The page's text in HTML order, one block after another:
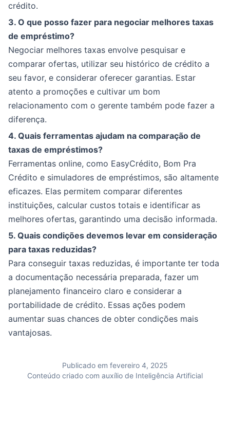
crédito.
3. O que posso fazer para negociar melhores taxas
de empréstimo?
Negociar melhores taxas envolve pesquisar e
comparar ofertas, utilizar seu histórico de crédito a
seu favor, e considerar oferecer garantias. Estar
atento a promoções e cultivar um bom
relacionamento com o gerente também pode fazer a
diferença.
4. Quais ferramentas ajudam na comparação de
taxas de empréstimos?
Ferramentas online, como EasyCrédito, Bom Pra
Crédito e simuladores de empréstimos, são altamente
eficazes. Elas permitem comparar diferentes
instituições, calcular custos totais e identificar as
melhores ofertas, garantindo uma decisão informada.
5. Quais condições devemos levar em consideração
para taxas reduzidas?
Para conseguir taxas reduzidas, é importante ter toda
a documentação necessária preparada, fazer um
planejamento financeiro claro e considerar a
portabilidade de crédito. Essas ações podem
aumentar suas chances de obter condições mais
vantajosas.
Publicado em fevereiro 4, 2025
Conteúdo criado com auxílio de Inteligência Artificial